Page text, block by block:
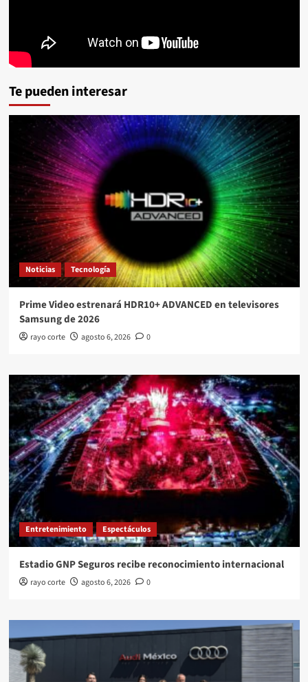
Te pueden interesar
Noticias Tecnología
Prime Video estrenará HDR10+ ADVANCED en televisores
Samsung de 2026
rayo corte agosto 6, 2026 0
Entretenimiento Espectáculos
Estadio GNP Seguros recibe reconocimiento internacional
rayo corte agosto 6, 2026 0